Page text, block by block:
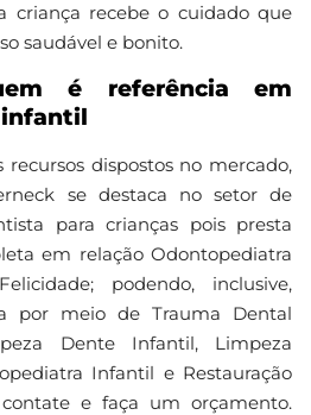
criança recebe o cuidado que
saudável e bonito.
é referência em
dispostos no mercado,
se destaca no setor de
para crianças pois presta
em relação Odontopediatra
podendo, inclusive,
por meio de Trauma Dental
Dente Infantil, Limpeza
Infantil e Restauração
e faça um orçamento.